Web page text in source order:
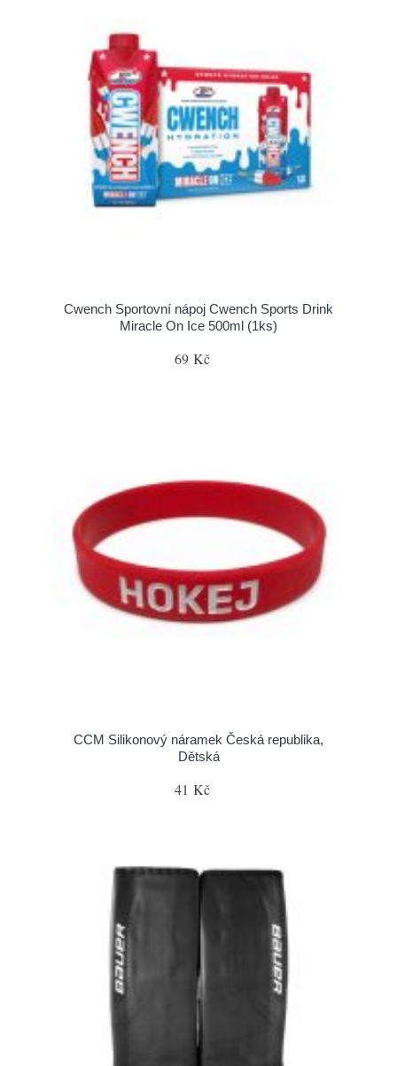
Cwench Sportovní nápoj Cwench Sports Drink
Miracle On Ice 500ml (1ks)
69 Kč
CCM Silikonový náramek Česká republika,
Dětská
41 Kč